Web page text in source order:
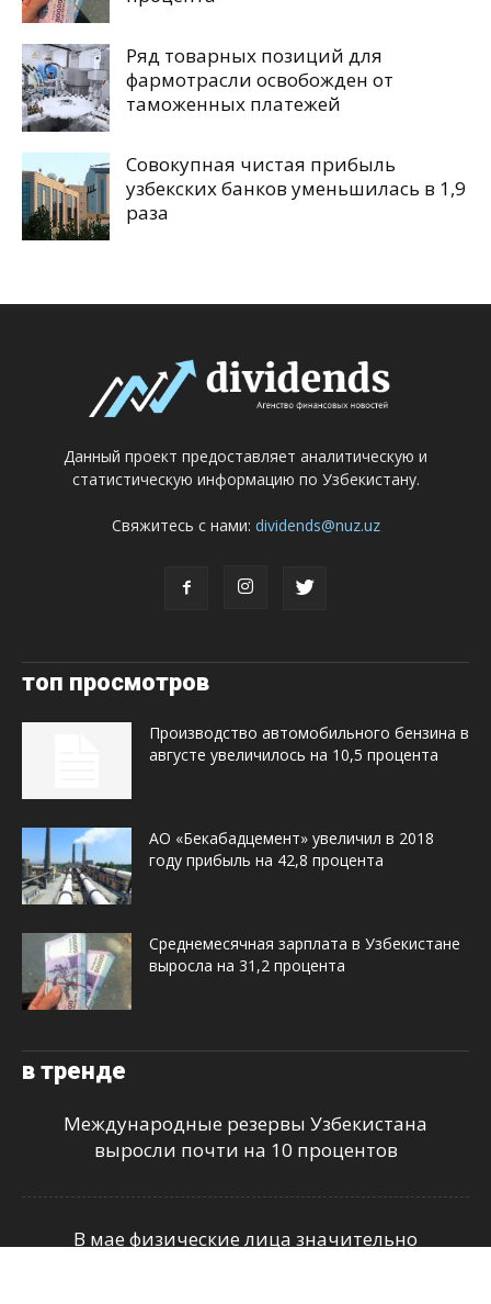
Ряд товарных позиций для
фармотрасли освобожден от
таможенных платежей
Совокупная чистая прибыль
узбекских банков уменьшилась в 1,9
раза
Данный проект предоставляет аналитическую и
статистическую информацию по Узбекистану.
Свяжитесь с нами: dividends@nuz.uz
топ просмотров
Производство автомобильного бензина в
августе увеличилось на 10,5 процента
АО «Бекабадцемент» увеличил в 2018
году прибыль на 42,8 процента
Среднемесячная зарплата в Узбекистане
выросла на 31,2 процента
в тренде
Международные резервы Узбекистана
выросли почти на 10 процентов
В мае физические лица значительно